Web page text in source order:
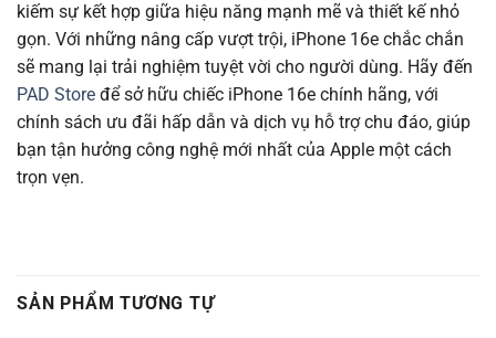
kiếm sự kết hợp giữa hiệu năng mạnh mẽ và thiết kế nhỏ
gọn. Với những nâng cấp vượt trội, iPhone 16e chắc chắn
sẽ mang lại trải nghiệm tuyệt vời cho người dùng. Hãy đến
PAD Store để sở hữu chiếc iPhone 16e chính hãng, với
chính sách ưu đãi hấp dẫn và dịch vụ hỗ trợ chu đáo, giúp
bạn tận hưởng công nghệ mới nhất của Apple một cách
trọn vẹn.
SẢN PHẨM TƯƠNG TỰ